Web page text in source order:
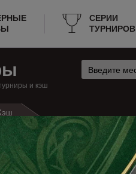
СЕРИИ
ТУРНИРОВ
и кэш
Испания Льорет-де-Мар Турниры
де-Мар